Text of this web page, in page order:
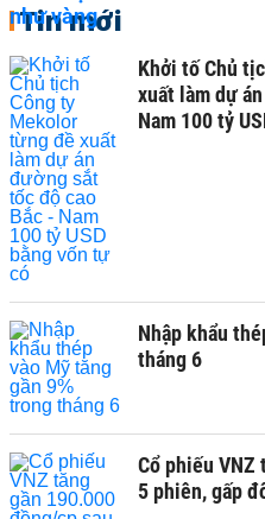
Tin mới
Khởi tố Chủ
xuất làm dự
Nam 100 tỷ
Nhập khẩu
tháng 6
Cổ phiếu VNZ
5 phiên, gấp